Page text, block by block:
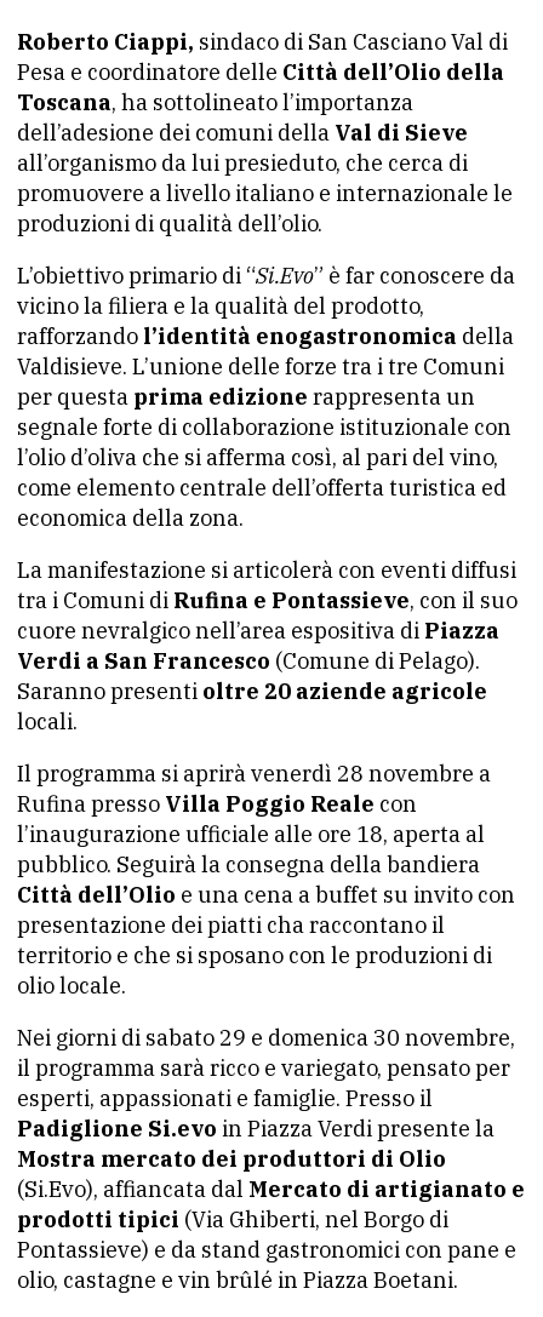
Roberto Ciappi, sindaco di San Casciano Val di
Pesa e coordinatore delle Città dell’Olio della
Toscana, ha sottolineato l’importanza
dell’adesione dei comuni della Val di Sieve
all’organismo da lui presieduto, che cerca di
promuovere a livello italiano e internazionale le
produzioni di qualità dell’olio.
L’obiettivo primario di “Si.Evo” è far conoscere da
vicino la filiera e la qualità del prodotto,
rafforzando l’identità enogastronomica della
Valdisieve. L’unione delle forze tra i tre Comuni
per questa prima edizione rappresenta un
segnale forte di collaborazione istituzionale con
l’olio d’oliva che si afferma così, al pari del vino,
come elemento centrale dell’offerta turistica ed
economica della zona.
La manifestazione si articolerà con eventi diffusi
tra i Comuni di Rufina e Pontassieve, con il suo
cuore nevralgico nell’area espositiva di Piazza
Verdi a San Francesco (Comune di Pelago).
Saranno presenti oltre 20 aziende agricole
locali.
Il programma si aprirà venerdì 28 novembre a
Rufina presso Villa Poggio Reale con
l’inaugurazione ufficiale alle ore 18, aperta al
pubblico. Seguirà la consegna della bandiera
Città dell’Olio e una cena a buffet su invito con
presentazione dei piatti cha raccontano il
territorio e che si sposano con le produzioni di
olio locale.
Nei giorni di sabato 29 e domenica 30 novembre,
il programma sarà ricco e variegato, pensato per
esperti, appassionati e famiglie. Presso il
Padiglione Si.evo in Piazza Verdi presente la
Mostra mercato dei produttori di Olio
(Si.Evo), affiancata dal Mercato di artigianato e
prodotti tipici (Via Ghiberti, nel Borgo di
Pontassieve) e da stand gastronomici con pane e
olio, castagne e vin brûlé in Piazza Boetani.